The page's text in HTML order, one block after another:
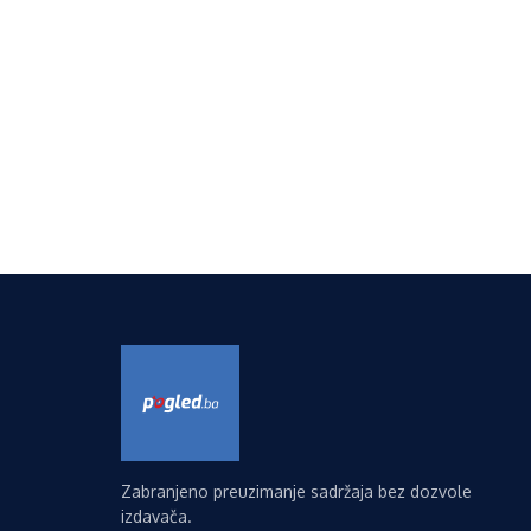
Zabranjeno preuzimanje sadržaja bez dozvole
izdavača.